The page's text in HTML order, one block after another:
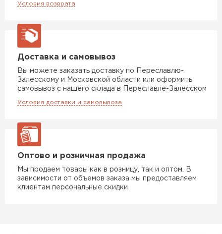
Условия возврата
Доставка и самовывоз
Вы можете заказать доставку по Переславлю-
Залесскому и Московской области или оформить
самовывоз с нашего склада в Переславле-Залесском
Условия доставки и самовывоза
Оптово и розничная продажа
Мы продаем товары как в розницу, так и оптом. В
зависимости от объемов заказа мы предоставляем
клиентам персональные скидки
Утеплитель Неман
ПЕРЕЙТИ